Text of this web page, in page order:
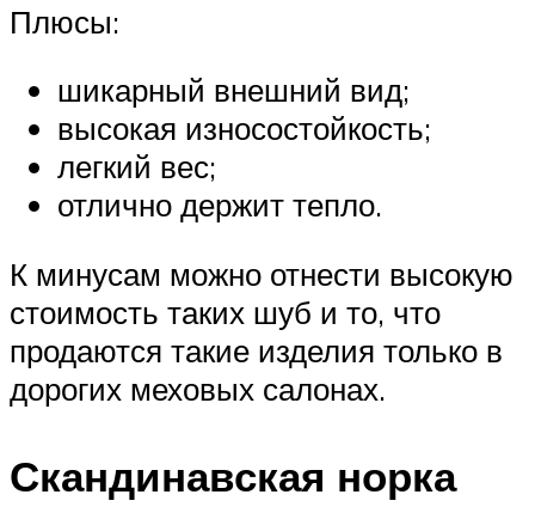
Плюсы:
шикарный внешний вид;
высокая износостойкость;
легкий вес;
отлично держит тепло.
К минусам можно отнести высокую
стоимость таких шуб и то, что
продаются такие изделия только в
дорогих меховых салонах.
Скандинавская норка